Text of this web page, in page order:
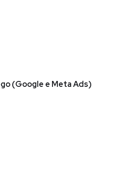
(Google e Meta Ads)